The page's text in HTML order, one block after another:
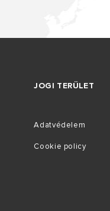
JOGI TERÜLET
Adatvédelem
Cookie policy